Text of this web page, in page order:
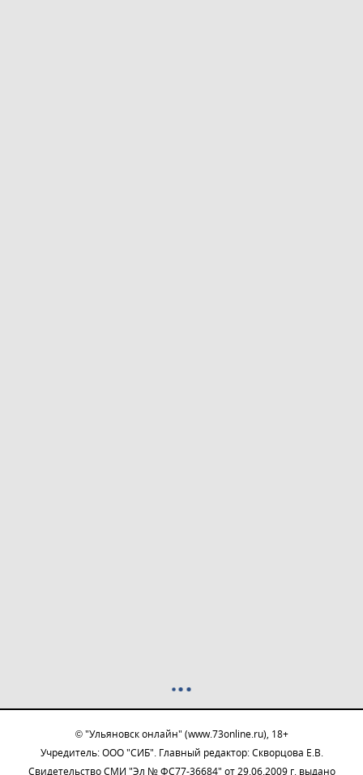
© "Ульяновск онлайн" (www.73online.ru), 18+
Учредитель: ООО "СИБ". Главный редактор: Скворцова Е.В.
Свидетельство СМИ "Эл № ФС77-36684" от 29.06.2009 г. выдано